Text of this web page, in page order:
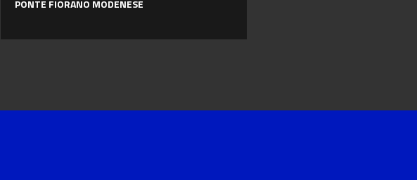
PONTE FIORANO MODENESE